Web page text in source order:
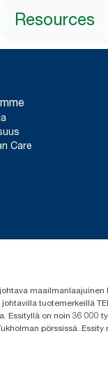
Resources
Care
tuotemerkeillä
Essityllä on noin 36 000
pörssissä.